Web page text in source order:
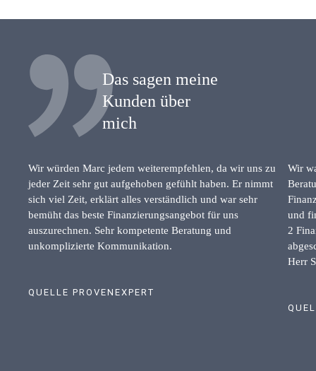
Das sagen meine
Kunden über
mich
Wir würden Marc jedem weiterempfehlen, da wir uns zu
jeder Zeit sehr gut aufgehoben gefühlt haben. Er nimmt
sich viel Zeit, erklärt alles verständlich und war sehr
bemüht das beste Finanzierungsangebot für uns
auszurechnen. Sehr kompetente Beratung und
unkomplizierte Kommunikation.
QUELLE PROVENEXPERT
Wir
und
2
Herr